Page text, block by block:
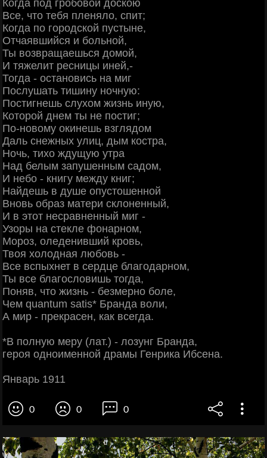
Когда под гробовой доскою
Все, что тебя пленяло, спит;
Когда по городской пустыне,
Отчаявшийся и больной,
Ты возвращаешься домой,
И тяжелит ресницы иней,-
Тогда - остановись на миг
Послушать тишину ночную:
Постигнешь слухом жизнь иную,
Которой днем ты не постиг;
По-новому окинешь взглядом
Даль снежных улиц, дым костра,
Ночь, тихо ждущую утра
Над белым запушенным садом,
И небо - книгу между книг;
Найдешь в душе опустошенной
Вновь образ матери склоненный,
И в этот несравненный миг -
Узоры на стекле фонарном,
Мороз, оледенивший кровь,
Твоя холодная любовь -
Все вспыхнет в сердце благодарном,
Ты все благословишь тогда,
Поняв, что жизнь - безмерно боле,
Чем quantum satis* Бранда воли,
А мир - прекрасен, как всегда.
*В полную меру (лат.) - лозунг Бранда,
героя одноименной драмы Генрика Ибсена.
Январь 1911
0 0 0